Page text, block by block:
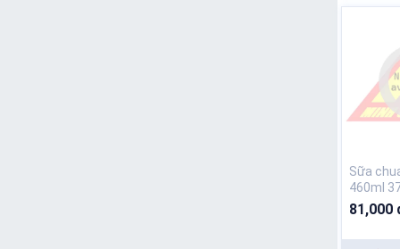
Sữa
460ml
81,000